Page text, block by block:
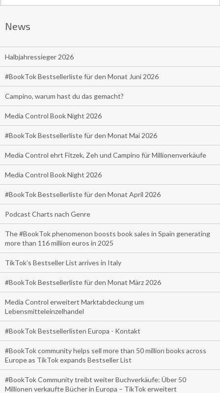
News
Halbjahressieger 2026
#BookTok Bestsellerliste für den Monat Juni 2026
Campino, warum hast du das gemacht?
Media Control Book Night 2026
#BookTok Bestsellerliste für den Monat Mai 2026
Media Control ehrt Fitzek, Zeh und Campino für Millionenverkäufe
Media Control Book Night 2026
#BookTok Bestsellerliste für den Monat April 2026
Podcast Charts nach Genre
The #BookTok phenomenon boosts book sales in Spain generating
more than 116 million euros in 2025
TikTok’s Bestseller List arrives in Italy
#BookTok Bestsellerliste für den Monat März 2026
Media Control erweitert Marktabdeckung um
Lebensmitteleinzelhandel
#BookTok Bestsellerlisten Europa - Kontakt
#BookTok community helps sell more than 50 million books across
Europe as TikTok expands Bestseller List
#BookTok Community treibt weiter Buchverkäufe: Über 50
Millionen verkaufte Bücher in Europa – TikTok erweitert